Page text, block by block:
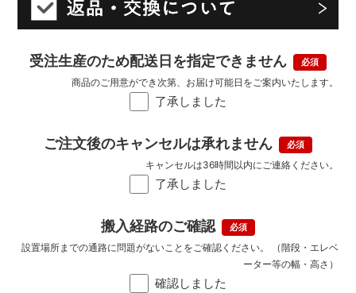
受注生産のため配送日を指定できません
了承しました
商品のご用意ができ次第、お届け可能日をご案内いたします。
ご注文後のキャンセルは承れません
了承しました
キャンセルは36時間以内にご連絡ください。
搬入経路のご確認
確認しました
設置場所までの通路に問題がないことをご確認ください。 （階段・エレベ
ーター等の幅・高さ）